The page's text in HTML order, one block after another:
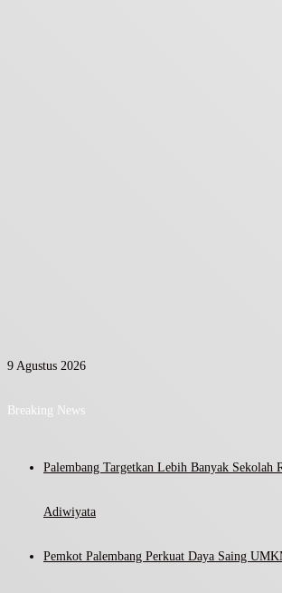
9 Agustus 2026
Breaking News
Palembang Targetkan Lebih Banyak Sekolah
Adiwiyata
Pemkot Palembang Perkuat Daya Saing